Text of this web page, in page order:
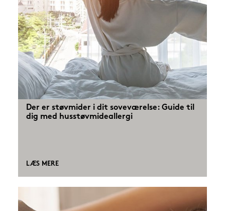
Der er støvmider i dit soveværelse: Guide til
dig med husstøvmideallergi
LÆS MERE